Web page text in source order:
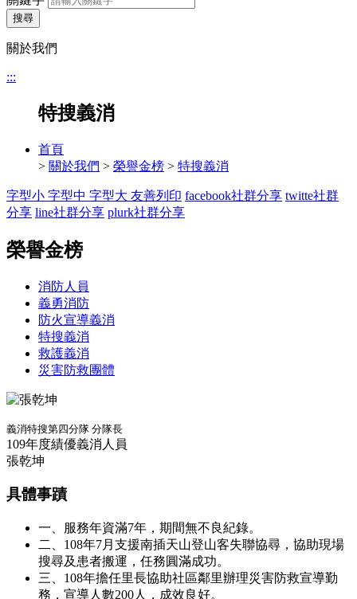
搜尋
關於我們
:::
特搜義消
首頁
> 關於我們 > 榮譽金榜 > 特搜義消
字型小 字型中 字型大 友善列印 facebook社群分享 twitte社群
分享 line社群分享 plurk社群分享
榮譽金榜
消防人員
義勇消防
防火宣導義消
特搜義消
救護義消
災害防救團體
義消特搜第四分隊 分隊長
109年度績優義消人員
張乾坤
具體事蹟
一、服務年資滿7年，期間無不良紀錄。
二、108年7月支援南插天山登山客失聯協尋，協助現場
搜尋及患者搬運，任務圓滿成功。
三、108年擔任里長協助社區鄰里辦理災害防救宣導勤
務，宣導人數200人，成效良好。